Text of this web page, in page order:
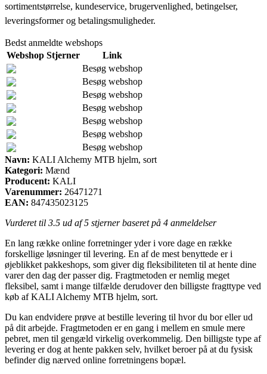
sortimentstørrelse, kundeservice, brugervenlighed, betingelser,
leveringsformer og betalingsmuligheder.
Bedst anmeldte webshops
Webshop Stjerner
Link
Besøg webshop
Besøg webshop
Besøg webshop
Besøg webshop
Besøg webshop
Besøg webshop
Besøg webshop
Navn: KALI Alchemy MTB hjelm, sort
Kategori: Mænd
Producent: KALI
Varenummer: 26471271
EAN: 847435023125
Vurderet til 3.5 ud af 5 stjerner baseret på 4 anmeldelser
En lang række online forretninger yder i vore dage en række
forskellige løsninger til levering. En af de mest benyttede er i
øjeblikket pakkeshops, som giver dig fleksibiliteten til at hente dine
varer den dag der passer dig. Fragtmetoden er nemlig meget
fleksibel, samt i mange tilfælde derudover den billigste fragttype ved
køb af KALI Alchemy MTB hjelm, sort.
Du kan endvidere prøve at bestille levering til hvor du bor eller ud
på dit arbejde. Fragtmetoden er en gang i mellem en smule mere
pebret, men til gengæld virkelig overkommelig. Den billigste type af
levering er dog at hente pakken selv, hvilket beroer på at du fysisk
befinder dig nærved online forretningens bopæl.